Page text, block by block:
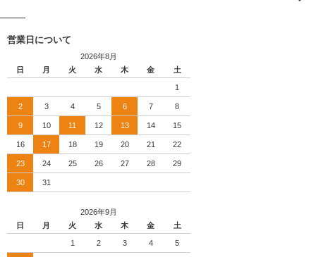
営業日について
2026年8月
日
月 火 水 木 金 土
1
2 3 4 5 6 7 8
9 10 11 12 13 14 15
16 17 18 19 20 21 22
23 24 25 26 27 28 29
30 31
2026年9月
日
月 火 水 木 金 土
1 2 3 4 5